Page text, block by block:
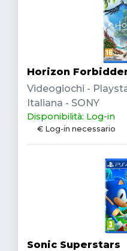
Horizon
Videogiochi -
Italiana - SONY
Disponibilità: Log-in
€ Log-in necessario
Sonic Superstars